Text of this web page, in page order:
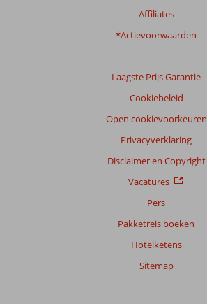
Affiliates
*Actievoorwaarden
Laagste Prijs Garantie
Cookiebeleid
Open cookievoorkeuren
Privacyverklaring
Disclaimer en Copyright
Vacatures
Pers
Pakketreis boeken
Hotelketens
Sitemap